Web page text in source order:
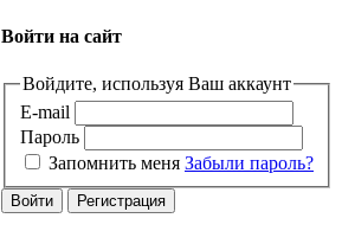
Войти на сайт
Войдите, используя Ваш аккаунт
E-mail
Пароль
Запомнить меня Забыли пароль?